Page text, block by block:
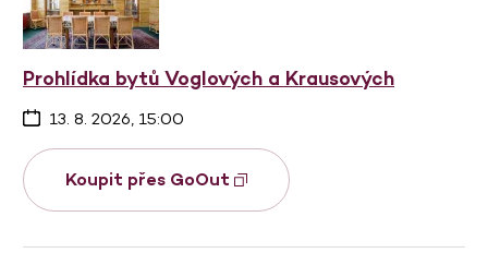
Prohlídka bytů Voglových a Krausových
13. 8. 2026, 15:00
Koupit přes GoOut